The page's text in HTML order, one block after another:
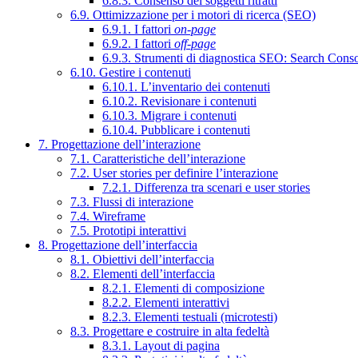
6.9. Ottimizzazione per i motori di ricerca (SEO)
6.9.1. I fattori on-page
6.9.2. I fattori off-page
6.9.3. Strumenti di diagnostica SEO: Search
6.10. Gestire i contenuti
6.10.1. L’inventario dei contenuti
6.10.2. Revisionare i contenuti
6.10.3. Migrare i contenuti
6.10.4. Pubblicare i contenuti
7. Progettazione dell’interazione
7.1. Caratteristiche dell’interazione
7.2. User stories per definire l’interazione
7.2.1. Differenza tra scenari e user stories
7.3. Flussi di interazione
7.4. Wireframe
7.5. Prototipi interattivi
8. Progettazione dell’interfaccia
8.1. Obiettivi dell’interfaccia
8.2. Elementi dell’interfaccia
8.2.1. Elementi di composizione
8.2.2. Elementi interattivi
8.2.3. Elementi testuali (microtesti)
8.3. Progettare e costruire in alta fedeltà
8.3.1. Layout di pagina